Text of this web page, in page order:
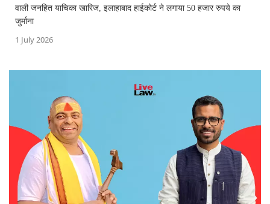
वाली जनहित याचिका खारिज, इलाहाबाद हाईकोर्ट ने लगाया 50 हजार रुपये का
जुर्माना
1 July 2026